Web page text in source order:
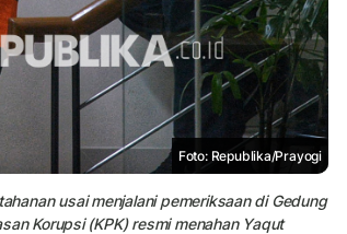
Foto: Republika/Prayogi
usai menjalani pemeriksaan di Gedung
Korupsi (KPK) resmi menahan Yaqut